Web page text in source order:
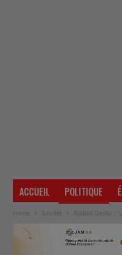
ACCUEIL POLITIQUE
Home Société Abdoul Sacko :